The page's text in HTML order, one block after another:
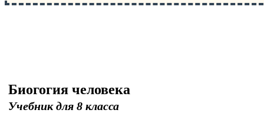
Биогогия человека
Учебник для 8 класса